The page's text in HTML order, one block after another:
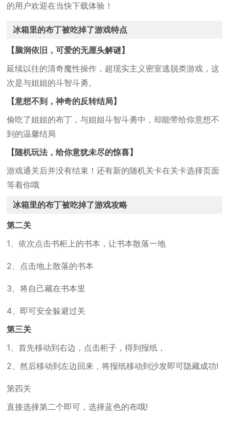
的用户欢迎在当快下载体验！
冰箱里的布丁被吃掉了游戏特点
【脑洞依旧，可爱的无厘头解谜】
延续以往的清奇魔性操作，超现实主义密室逃脱类游戏，这
次是与姐姐的斗智斗勇。
【意想不到，神奇的反转结局】
偷吃了姐姐的布丁，与姐姐斗智斗勇中，却能带给你意想不
到的温馨结局
【随机玩法，给你意犹未尽的惊喜】
游戏通关后并没有结束！还有新的随机关卡在关卡选择页面
等着你哦
冰箱里的布丁被吃掉了游戏攻略
第二关
1、依次点击书柜上的书本，让书本散落一地
2、点击地上散落的书本
3、将自己藏在书本里
4、即可安全躲避过关
第三关
1、首先移动到右边，点击柜子，得到报纸，
2、然后移动到左边回来，将报纸移动到沙发即可隐藏成功!
第四关
直接选择第二个即可，选择蓝色的布哦!